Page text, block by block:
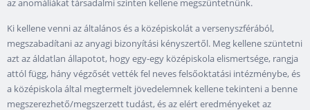
az anomáliákat társadalmi szinten kellene megszüntetnünk.
Ki kellene venni az általános és a középiskolát a versenyszférából,
megszabadítani az anyagi bizonyítási kényszertől. Meg kellene szüntetni
azt az áldatlan állapotot, hogy egy-egy középiskola elismertsége, rangja
attól függ, hány végzősét vették fel neves felsőoktatási intézménybe, és
a középiskola által megtermelt jövedelemnek kellene tekinteni a benne
megszerezhető/megszerzett tudást, és az elért eredményeket az